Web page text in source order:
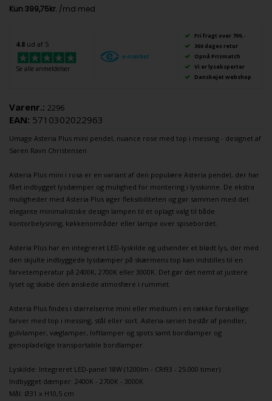
4.8 ud af 5
Se alle anmeldelser
Fri fragt over 799,-
366 dages retur
Opnå Prismatch
Vi er lyseksperter
Danskejet webshop
Varenr.: 2296
EAN: 5710302022963
Umage Asteria Plus mini pendel, nuance rose med top i messing - designet af
Søren Ravn Christensen
Asteria Plus mini i rosa er en variant af den populære Asteria pendel, der har
fået indbygget lysdæmper og mulighed for montering i lysskinne. De ekstra
muligheder med Asteria Plus øger fleksibiliteten og gør sammen med det
elegante minimalistiske design lampen til et oplagt valg til både
kontorbelysning, køkkenområder eller lampe over spisebordet
Asteria Plus har en integreret LED-lyskilde og udsender et blødt lys, der med
den skjulte indbyggede lysdæmper på skærmens top kan indstilles til en
farvetemperatur på 2400K, 2700K eller 3000K. Det gør det nemt at justere
lyset og skabe den ønskede atmosfære i rummet.
Asteria Plus findes i størrelserne mini eller medium i en række forskellige
farver med top i messing, stål eller sort. Asteria-serien består af pendler,
gulvlamper, væglamper, loftlamper og spots samt bordlamper og
genopladelige transportable bordlamper
Lyskilde: Integreret LED-panel 18W (1200lm - CRI93 - 25.000 timer)
Indbygget dæmper: 2400K - 2700K - 3000K
Mål: Ø31 x H10,5 cm